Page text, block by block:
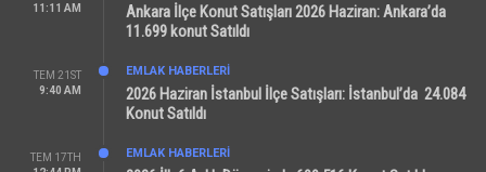
11:11 AM
Ankara İlçe Konut Satışları 2026 Haziran: Ankara’da
11.699 konut Satıldı
TEM 21ST
9:40 AM
EMLAK HABERLERI
2026 Haziran İstanbul İlçe Satışları: İstanbul’da 24.084
Konut Satıldı
TEM 17TH
EMLAK HABERLERI